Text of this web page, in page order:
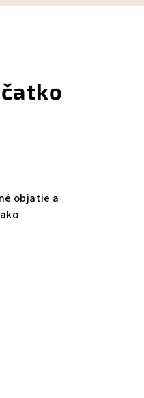
objatie a